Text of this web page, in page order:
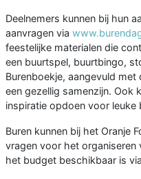
Deelnemers kunnen bij hun
aanvragen via
feestelijke materialen die
een buurtspel, buurtbingo,
Burenboekje, aangevuld
een gezellig samenzijn. Ook
inspiratie opdoen voor leuke
Buren kunnen bij het Oranje
vragen voor het organiseren
het budget beschikbaar is